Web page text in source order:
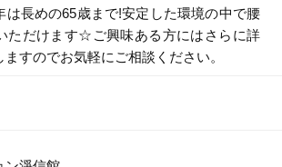
長めの65歳まで!安定した環境の中で腰
ただけます☆ご興味ある方にはさらに詳
すのでお気軽にご相談ください。